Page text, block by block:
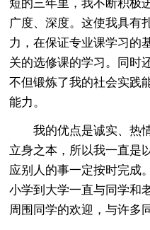
短的三年里，我不断积极
广度、深度。这使我具有
力，在保证专业课学习的
关的选修课的学习。同时
不但锻炼了我的社会实践
能力。
我的优点是诚实、热
立身之本，所以我一直是
应别人的事一定按时完成
小学到大学一直与同学和
周围同学的欢迎，与许多